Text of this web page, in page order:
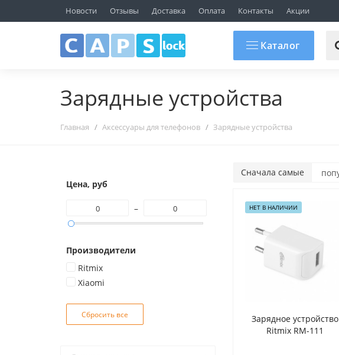
Новости Отзывы Доставка Оплата Контакты Акции
Каталог
г.Минск, ул.Уманская 54
Зарядные устройства
Главная Аксессуары для телефонов Зарядные устройства
Цена, руб
–
Производители
Ritmix
Xiaomi
Сначала самые
НЕТ В НАЛИЧИИ
Зарядное устройство
Ritmix RM-111